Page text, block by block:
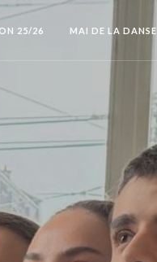
25/26 MAI DE LA DANSE